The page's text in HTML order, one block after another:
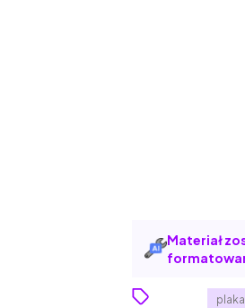
Materiał